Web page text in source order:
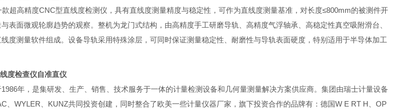
超高精度CNC型直线度检测仪，具有直线度测量精度与稳定性，可作为直线度测量基准，对长度≤800mm的被测件开
与表面微观轮廓趋势的观察。整机为龙门式结构，由高精度手工研磨导轨、高精度气浮轴承、高稳定性真空吸附滑台、
度测量软件组成。设备导轨采用特殊涂层，可同时保证测量稳定性、耐磨性与导轨表面硬度，特别适用于半导体加工
度检查仪自准直仪
年，是集研发、生产、销售、技术服务于一体的计量检测设备和几何量测量解决方案供应商。集团由瑞士计量设备
、WYLER、KUNZ共同投资创建，同时整合了欧美一些计量仪器厂家，旗下投资合作的品牌有：德国W E RT H、OP